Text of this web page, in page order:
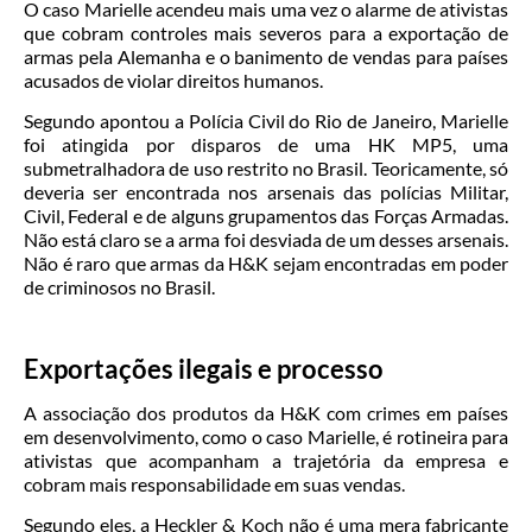
O caso Marielle acendeu mais uma vez o alarme de ativistas
que cobram controles mais severos para a exportação de
armas pela Alemanha e o banimento de vendas para países
acusados de violar direitos humanos.
Segundo apontou a Polícia Civil do Rio de Janeiro, Marielle
foi atingida por disparos de uma HK MP5, uma
submetralhadora de uso restrito no Brasil. Teoricamente, só
deveria ser encontrada nos arsenais das polícias Militar,
Civil, Federal e de alguns grupamentos das Forças Armadas.
Não está claro se a arma foi desviada de um desses arsenais.
Não é raro que armas da H&K sejam encontradas em poder
de criminosos no Brasil.
Exportações ilegais e processo
A associação dos produtos da H&K com crimes em países
em desenvolvimento, como o caso Marielle, é rotineira para
ativistas que acompanham a trajetória da empresa e
cobram mais responsabilidade em suas vendas.
Segundo eles, a Heckler & Koch não é uma mera fabricante